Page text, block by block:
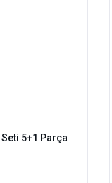
5+1 Parça